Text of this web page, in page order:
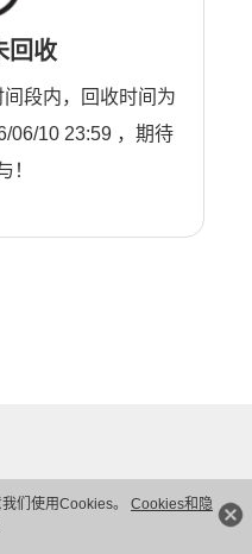
们使用Cookies。 Cookies和隐
回收
段内，回收时间为
06/10 23:59 ，期待
！